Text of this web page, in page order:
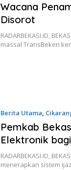
Wacana
Disorot
RADARBEKASI.ID,
massal TransBeken
Berita Utama,
Pemkab
Elektronik
RADARBEKASI.ID,
menerapkan sistem